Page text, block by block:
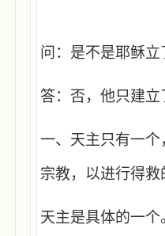
问：是不是耶稣
答：否，他只建
一、天主只有一
宗教，以进行得救
天主是具体的一